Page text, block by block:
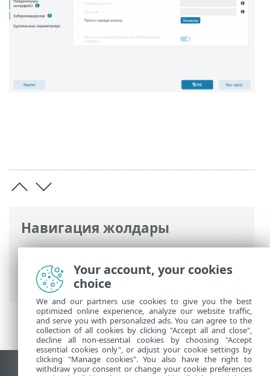
Навигация жолдары
ESET онлайн анықтамасы>ESET Smart
Security Premium>Кеңейтілген орнату
> Қосылу мүмкіндігі
Your account, your cookies
choice
We and our partners use cookies to give you the best
optimized online experience, analyze our website traffic,
and serve you with personalized ads. You can agree to the
collection of all cookies by clicking "Accept all and close",
decline all non-essential cookies by choosing "Accept
essential cookies only", or adjust your cookie settings by
clicking "Manage cookies". You also have the right to
withdraw your consent or change your cookie preferences